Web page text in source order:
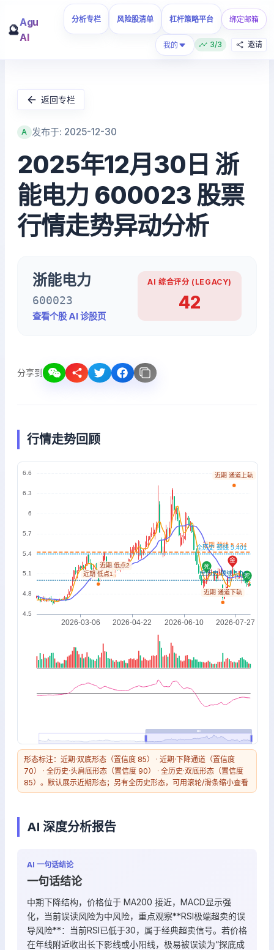
🔮
Agu
AI
分析专栏 风险股清单 杠杆策略平台 绑定邮箱
我的 3/3 邀请
返回专栏
A 发布于: 2025-12-30
2025年12月30日 浙
能电力 600023 股票
行情走势异动分析
浙能电力
600023
查看个股 AI 诊股页
AI 综合评分 (LEGACY)
42
分享到
行情走势回顾
形态标注：近期·双底形态（置信度 85） · 近期·下降通道（置信度
70） · 全历史·头肩底形态（置信度 90） · 全历史·双底形态（置信度
85）。默认展示近期形态；另有全历史形态，可用滚轮/滑条缩小查看
AI 深度分析报告
AI 一句话结论
一句话结论
中期下降结构，价格位于 MA200 接近，MACD显示强
化，当前误读风险为中风险，重点观察**RSI极端超卖的误
导风险**：当前RSI已低于30，属于经典超卖信号。若价格
在年线附近收出长下影线或小阳线，极易被误读为“探底成